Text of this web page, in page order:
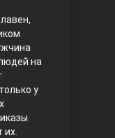
на
у